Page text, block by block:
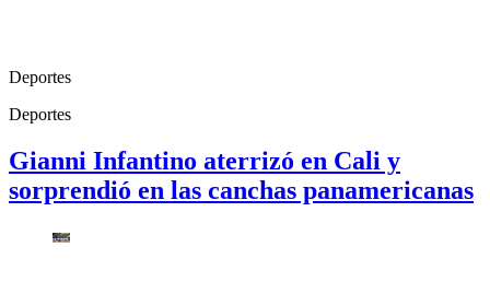
Deportes
Deportes
Gianni Infantino aterrizó en Cali y
sorprendió en las canchas panamericanas